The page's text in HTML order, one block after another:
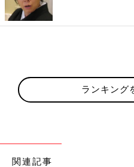
妊娠中におススメのアプリ
ランキング
関連記事